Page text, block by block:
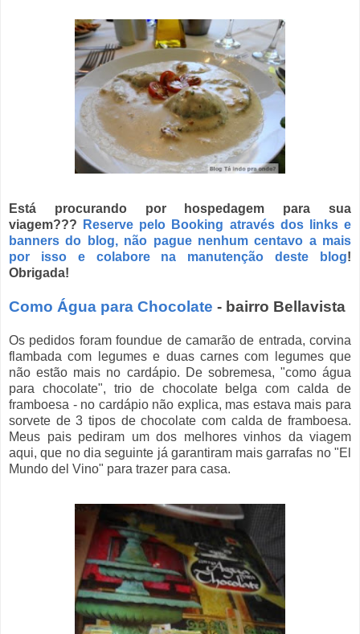
Está procurando por hospedagem para sua
viagem???
Reserve pelo Booking através dos links e
banners do blog, não pague nenhum centavo a mais
por isso e colabore na manutenção deste blog!
Obrigada!
Como Água para Chocolate - bairro Bellavista
Os pedidos foram foundue de camarão de entrada, corvina
flambada com legumes e duas carnes com legumes que
não estão mais no cardápio. De sobremesa, "como água
para chocolate", trio de chocolate belga com calda de
framboesa - no cardápio não explica, mas estava mais para
sorvete de 3 tipos de chocolate com calda de framboesa.
Meus pais pediram um dos melhores vinhos da viagem
aqui, que no dia seguinte já garantiram mais garrafas no "El
Mundo del Vino" para trazer para casa.